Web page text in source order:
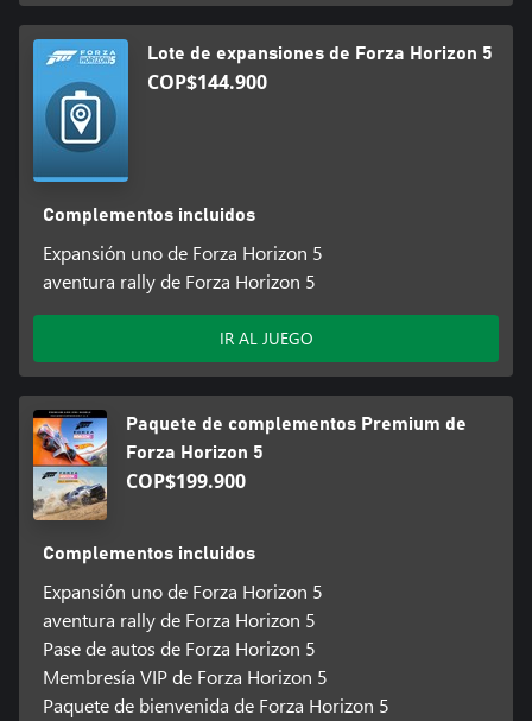
Lote de expansiones de Forza Horizon 5
COP$144.900
Complementos incluidos
Expansión uno de Forza Horizon 5
aventura rally de Forza Horizon 5
IR AL JUEGO
Paquete de complementos Premium de
Forza Horizon 5
COP$199.900
Complementos incluidos
Expansión uno de Forza Horizon 5
aventura rally de Forza Horizon 5
Pase de autos de Forza Horizon 5
Membresía VIP de Forza Horizon 5
Paquete de bienvenida de Forza Horizon 5